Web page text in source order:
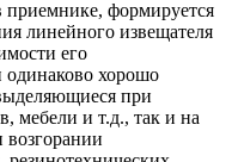
приемнике, формируется
линейного извещателя
его
одинаково хорошо
при
мебели и т.д., так и на